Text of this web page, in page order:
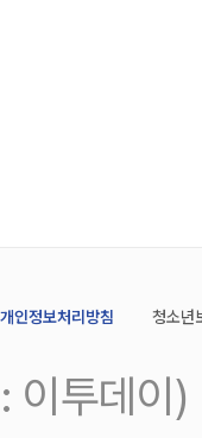
개인정보처리방침 청소년
이투데